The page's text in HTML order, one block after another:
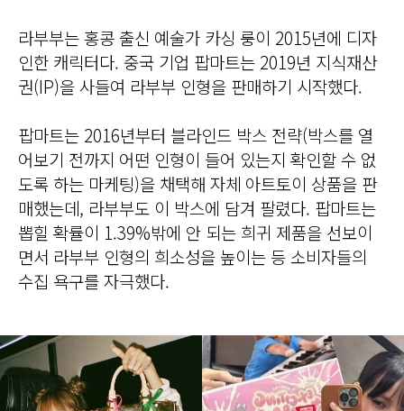
라부부는 홍콩 출신 예술가 카싱 룽이 2015년에 디자
인한 캐릭터다. 중국 기업 팝마트는 2019년 지식재산
권(IP)을 사들여 라부부 인형을 판매하기 시작했다.
팝마트는 2016년부터 블라인드 박스 전략(박스를 열
어보기 전까지 어떤 인형이 들어 있는지 확인할 수 없
도록 하는 마케팅)을 채택해 자체 아트토이 상품을 판
매했는데, 라부부도 이 박스에 담겨 팔렸다. 팝마트는
뽑힐 확률이 1.39%밖에 안 되는 희귀 제품을 선보이
면서 라부부 인형의 희소성을 높이는 등 소비자들의
수집 욕구를 자극했다.